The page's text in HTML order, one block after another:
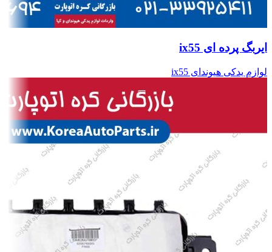
ایربگ پرده ای ix55
لوازم یدکی هیوندای ix55